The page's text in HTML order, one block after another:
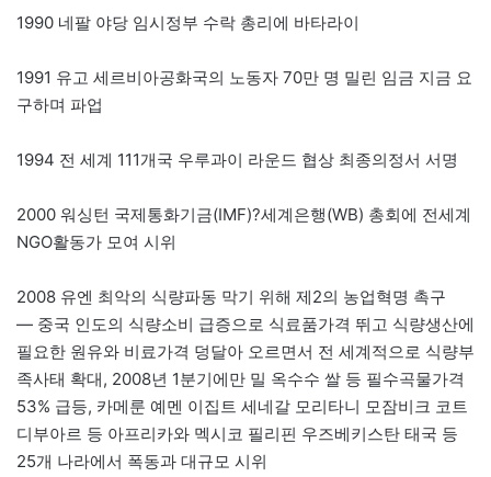
1990 네팔 야당 임시정부 수락 총리에 바타라이
1991 유고 세르비아공화국의 노동자 70만 명 밀린 임금 지금 요
구하며 파업
1994 전 세계 111개국 우루과이 라운드 협상 최종의정서 서명
2000 워싱턴 국제통화기금(IMF)?세계은행(WB) 총회에 전세계
NGO활동가 모여 시위
2008 유엔 최악의 식량파동 막기 위해 제2의 농업혁명 촉구
— 중국 인도의 식량소비 급증으로 식료품가격 뛰고 식량생산에
필요한 원유와 비료가격 덩달아 오르면서 전 세계적으로 식량부
족사태 확대, 2008년 1분기에만 밀 옥수수 쌀 등 필수곡물가격
53% 급등, 카메룬 예멘 이집트 세네갈 모리타니 모잠비크 코트
디부아르 등 아프리카와 멕시코 필리핀 우즈베키스탄 태국 등
25개 나라에서 폭동과 대규모 시위